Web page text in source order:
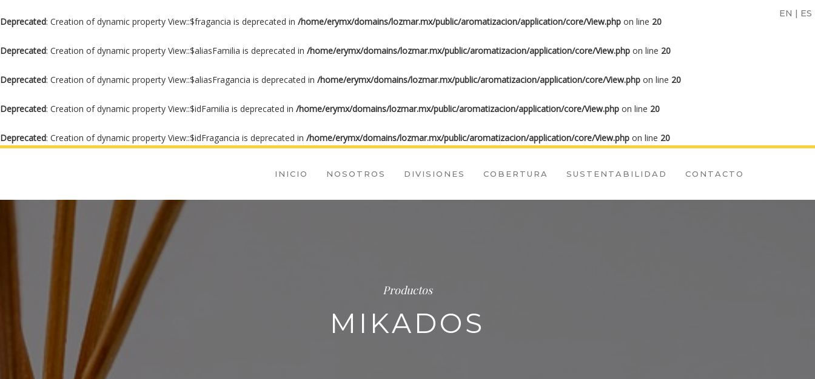
Deprecated: Creation of dynamic property View::$fragancia is deprecated in /home/erymx/domains/lozmar.mx/public/aromatizacion/application/core/View.php on line 20
Deprecated: Creation of dynamic property View::$aliasFamilia is deprecated in /home/erymx/domains/lozmar.mx/public/aromatizacion/application/core/View.php on line 20
Deprecated: Creation of dynamic property View::$aliasFragancia is deprecated in /home/erymx/domains/lozmar.mx/public/aromatizacion/application/core/View.php on line 20
Deprecated: Creation of dynamic property View::$idFamilia is deprecated in /home/erymx/domains/lozmar.mx/public/aromatizacion/application/core/View.php on line 20
Deprecated: Creation of dynamic property View::$idFragancia is deprecated in /home/erymx/domains/lozmar.mx/public/aromatizacion/application/core/View.php on line 20
EN | ES
INICIO NOSOTROS DIVISIONES COBERTURA SUSTENTABILIDAD CONTACTO
Productos
MIKADOS